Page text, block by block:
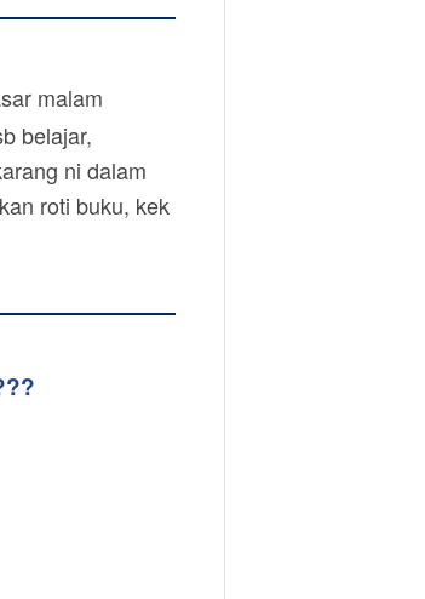
malam
belajar,
ni dalam
roti buku, kek